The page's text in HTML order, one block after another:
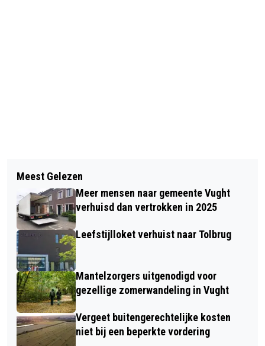
OPÉRA GARNIER, MARC CHAGALL EN
14 MEESTERWERKEN
TUNE OUT EVENT OP 24 APRIL WORDT
WEER GENIETEN
Meest Gelezen
Meer mensen naar gemeente Vught
verhuisd dan vertrokken in 2025
Leefstijlloket verhuist naar Tolbrug
Mantelzorgers uitgenodigd voor
gezellige zomerwandeling in Vught
Vergeet buitengerechtelijke kosten
niet bij een beperkte vordering